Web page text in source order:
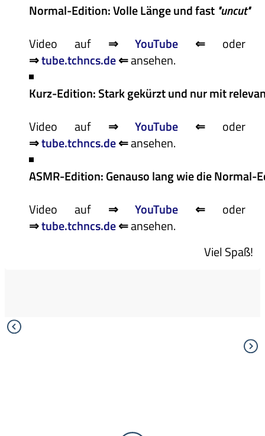
Normal-Edition: Volle Länge und fast "uncut"
Video auf ⇒YouTube ⇐ oder
⇒tube.tchncs.de⇐ansehen.
Kurz-Edition: Stark gekürzt und nur mit
Video auf ⇒YouTube ⇐ oder
⇒tube.tchncs.de⇐ansehen.
ASMR-Edition: Genauso lang wie die
Video auf ⇒YouTube ⇐ oder
⇒tube.tchncs.de⇐ansehen.
Viel Spaß!